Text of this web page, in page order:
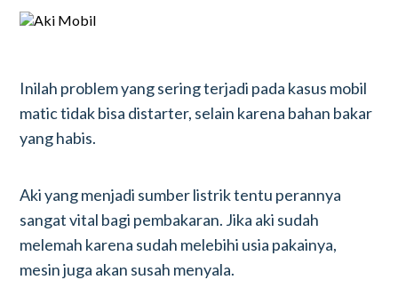
Inilah problem yang sering terjadi pada kasus mobil
matic tidak bisa distarter, selain karena bahan bakar
yang habis.
Aki yang menjadi sumber listrik tentu perannya
sangat vital bagi pembakaran. Jika aki sudah
melemah karena sudah melebihi usia pakainya,
mesin juga akan susah menyala.